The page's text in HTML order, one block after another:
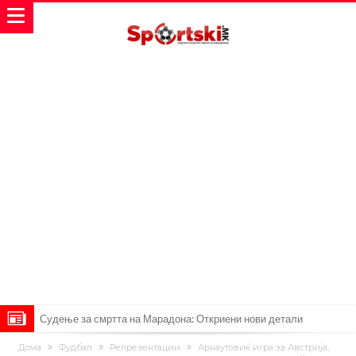
Судење за смртта на Марадона: Откриени нови детали
Англиски репрезентативец обвинет за напад во ноќен клуб – ќе
Дома Фудбал Репрезентации
Арнаутовиќ игра за Австрија,